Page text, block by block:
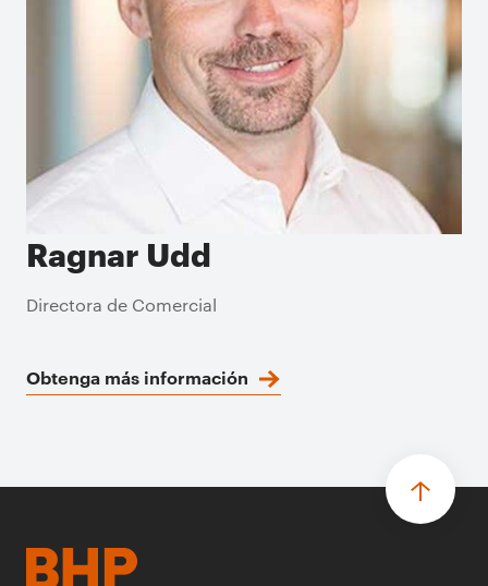
Ragnar Udd
Directora de Comercial
Obtenga más información